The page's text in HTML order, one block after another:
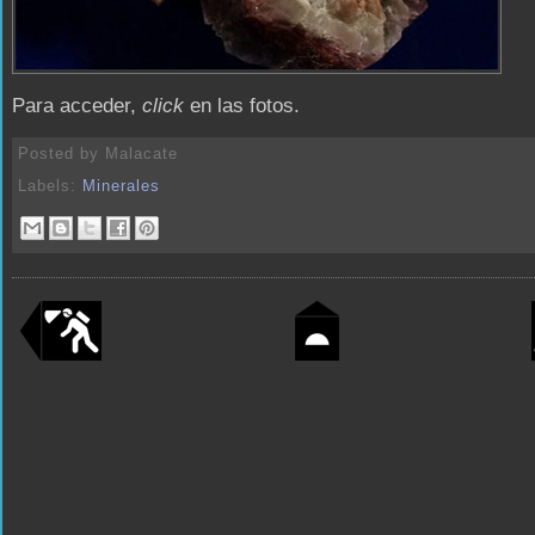
Para acceder, click en las fotos.
Posted by Malacate
Labels:
Minerales